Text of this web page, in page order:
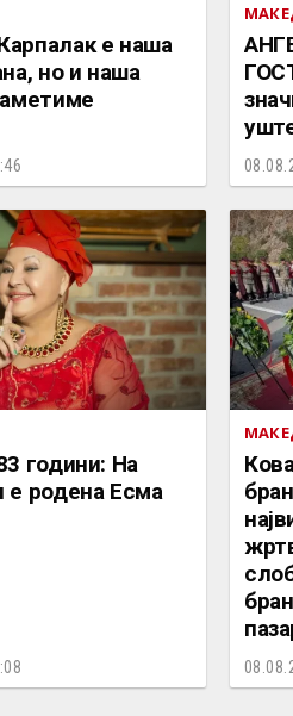
е наша
но и наша
години: На
родена Есма